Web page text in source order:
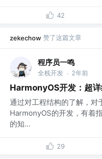
42
zekechow 赞了这篇文章
程序员一鸣
全栈开发 · 2年前
HarmonyOS开发：超
通过对工程结构的了解，对
HarmonyOS的开发，有着
的知...
29